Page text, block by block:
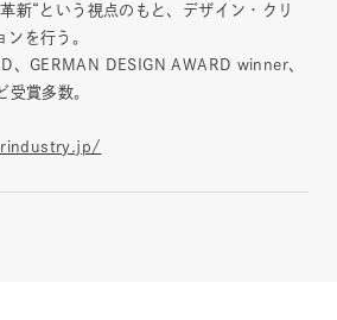
新“という視点のもと、デザイン・クリ
ンを行う。
、GERMAN DESIGN AWARD winner、
受賞多数。